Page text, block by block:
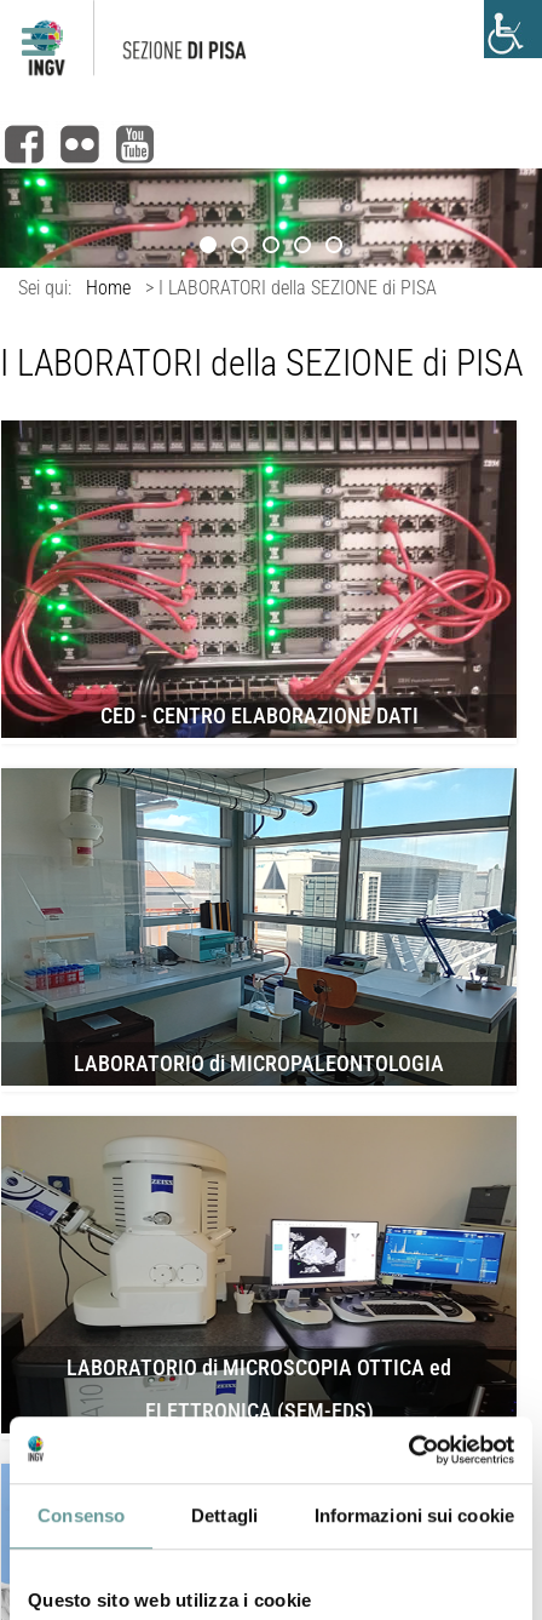
Consenso Dettagli Informazioni sui cookie
Questo sito web utilizza i cookie
Sei qui: Home > I LABORATORI della SEZIONE di PISA
I LABORATORI della SEZIONE di PISA
CED - CENTRO ELABORAZIONE DATI
LABORATORIO di MICROPALEONTOLOGIA
LABORATORIO di MICROSCOPIA OTTICA ed
ELETTRONICA (SEM-EDS)